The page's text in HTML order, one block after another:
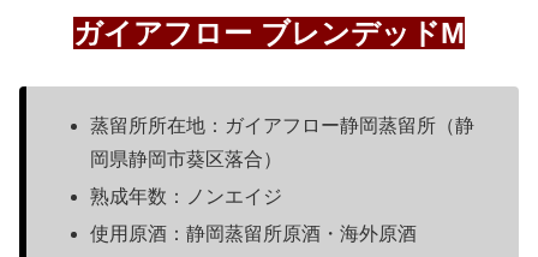
ガイアフロー ブレンデッドM
蒸留所所在地：ガイアフロー静岡蒸留所（静
岡県静岡市葵区落合）
熟成年数：ノンエイジ
使用原酒：静岡蒸留所原酒・海外原酒